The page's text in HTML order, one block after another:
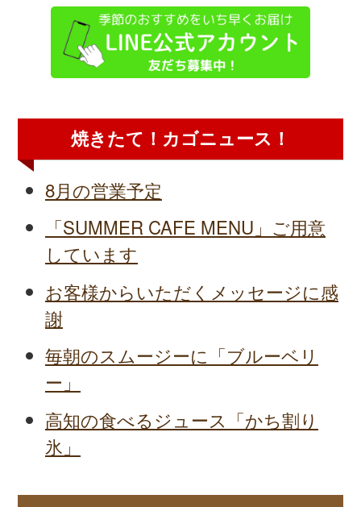
焼きたて！カゴニュース！
8月の営業予定
「SUMMER CAFE MENU」ご用意
しています
お客様からいただくメッセージに感
謝
毎朝のスムージーに「ブルーベリ
ー」
高知の食べるジュース「かち割り
氷」